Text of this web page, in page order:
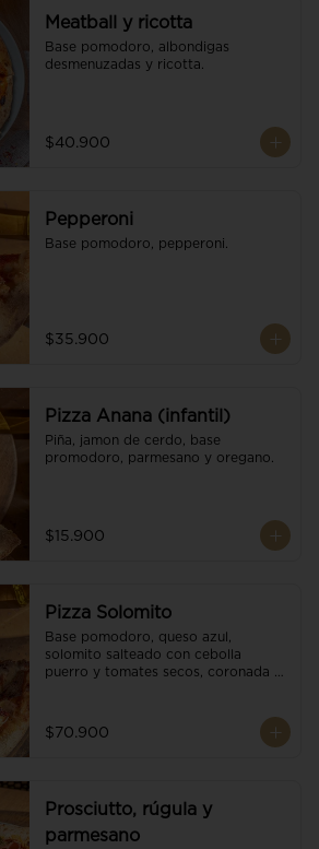
Meatball y ricotta
Base pomodoro, albondigas
desmenuzadas y ricotta.
$40.900
Pepperoni
Base pomodoro, pepperoni.
$35.900
Pizza Anana (infantil)
Piña, jamon de cerdo, base
promodoro, parmesano y oregano.
$15.900
Pizza Solomito
Base pomodoro, queso azul,
solomito salteado con cebolla
puerro y tomates secos, coronada
$70.900
Prosciutto, rúgula y
parmesano